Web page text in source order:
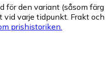
för den variant (såsom färg
varje tidpunkt. Frakt och
prishistoriken.